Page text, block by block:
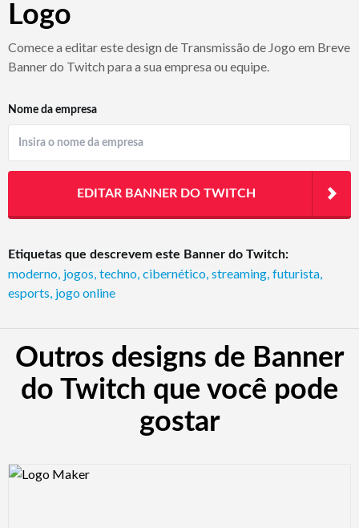
Logo
Comece a editar este design de Transmissão de Jogo em Breve
Banner do Twitch para a sua empresa ou equipe.
Nome da empresa
EDITAR BANNER DO TWITCH
Etiquetas que descrevem este Banner do Twitch:
moderno, jogos, techno, cibernético, streaming, futurista,
esports, jogo online
Outros designs de Banner
do Twitch que você pode
gostar
Design preview image